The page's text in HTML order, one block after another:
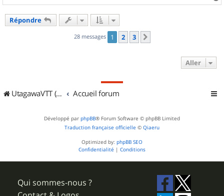
a
Répondre
28 messages 1 2 3
Aller
UtagawaVTT (Randos VTT et VTTAE avec traces GPS) Accueil forum
Développé par phpBB® Forum Software © phpBB Limited
Traduction française officielle © Qiaeru
Optimized by: phpBB SEO
Confidentialité | Conditions
Qui sommes-nous ?